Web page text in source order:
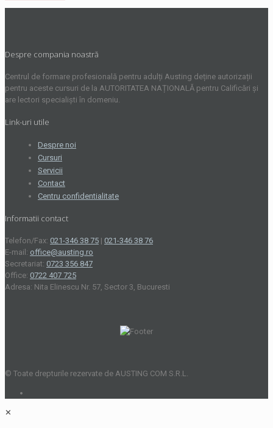
Despre compania noastră
Centrul de formare profesională pentru adulți Austing deține autorizații
pentru aceste cursuri de la AUTORITATEA NAȚIONALĂ pentru Calificări și
are lectori specialiști în domeniu.
Link-uri utile
Despre noi
Cursuri
Servicii
Contact
Centru confidentialitate
Informatii contact
Telefon/Fax: 021-346 38 75 | 021-346 38 76
E-mail: office@austing.ro
Secretariat: 0723 356 847
Office: 0722 407 725
Adresa: Nita Elinescu Nr. 57, Sector 3, Bucuresti
© Toate drepturile rezervate de AUSTING COM S.R.L.
✕